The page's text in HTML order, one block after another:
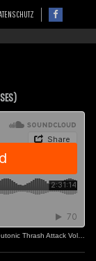
Thrash Attack Vol.2]